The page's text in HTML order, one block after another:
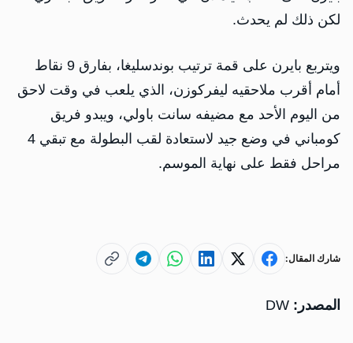
لكن ذلك لم يحدث.
ويتربع بايرن على قمة ترتيب بوندسليغا، بفارق 9 نقاط
أمام أقرب ملاحقيه ليفركوزن، الذي يلعب في وقت لاحق
من اليوم الأحد مع مضيفه سانت باولي، ويبدو فريق
كومباني في وضع جيد لاستعادة لقب البطولة مع تبقي 4
مراحل فقط على نهاية الموسم.
شارك المقال:
المصدر: